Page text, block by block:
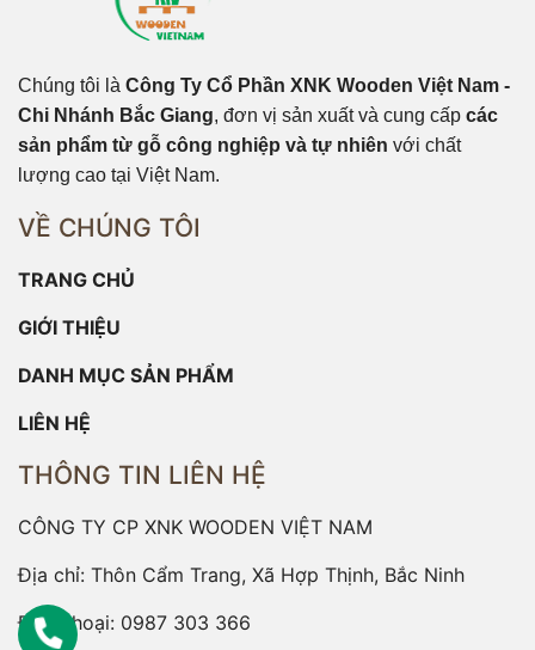
Chúng tôi là Công Ty Cổ Phần XNK Wooden Việt Nam -
Chi Nhánh Bắc Giang, đơn vị sản xuất và cung cấp các
sản phẩm từ gỗ công nghiệp và tự nhiên với chất
lượng cao tại Việt Nam.
VỀ CHÚNG TÔI
TRANG CHỦ
GIỚI THIỆU
DANH MỤC SẢN PHẨM
LIÊN HỆ
THÔNG TIN LIÊN HỆ
CÔNG TY CP XNK WOODEN VIỆT NAM
Địa chỉ: Thôn Cẩm Trang, Xã Hợp Thịnh, Bắc Ninh
Điện thoại: 0987 303 366